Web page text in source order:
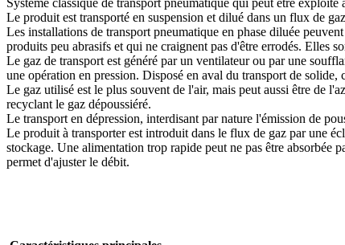
Système classique de transport pneumatique qui peut être
Le produit est transporté en suspension et dilué dans un flux de
Les installations de transport pneumatique en phase diluée
produits peu abrasifs et qui ne craignent pas d'être errodés. Elles
Le gaz de transport est généré par un ventilateur ou par une
une opération en pression. Disposé en aval du transport de
Le gaz utilisé est le plus souvent de l'air, mais peut aussi être de
recyclant le gaz dépoussiéré.
Le transport en dépression, interdisant par nature l'émission de
Le produit à transporter est introduit dans le flux de gaz par une
stockage. Une alimentation trop rapide peut ne pas être
permet d'ajuster le débit.